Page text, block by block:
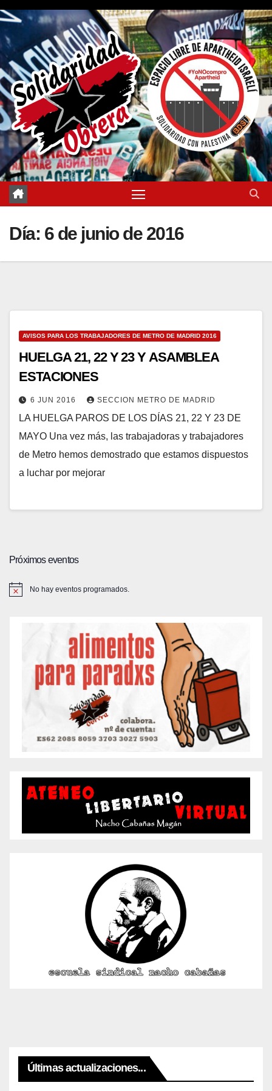
Saltar
contenido
Día: 6 de junio de 2016
AVISOS PARA LOS TRABAJADORES DE METRO DE MADRID 2016
HUELGA 21, 22 Y 23 Y ASAMBLEA
ESTACIONES
6 JUN 2016 SECCION METRO DE MADRID
LA HUELGA PAROS DE LOS DÍAS 21, 22 Y 23 DE
MAYO Una vez más, las trabajadoras y trabajadores
de Metro hemos demostrado que estamos dispuestos
a luchar por mejorar
Próximos eventos
No hay eventos programados.
Últimas actualizaciones...